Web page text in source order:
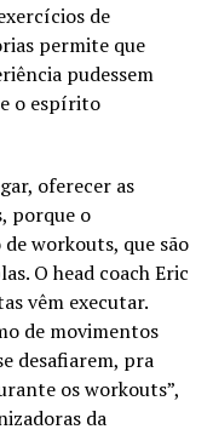
de
permite que
pudessem
o espírito
oferecer as
porque o
workouts, que são
O head coach Eric
vêm executar.
de movimentos
desafiarem, pra
os workouts”,
da